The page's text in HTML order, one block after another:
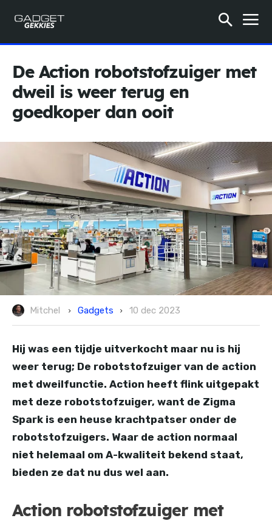
De Action robotstofzuiger met
dweil is weer terug en
goedkoper dan ooit
Mitchel Gadgets 10 dec 2023
Hij was een tijdje uitverkocht maar nu is hij
weer terug; De robotstofzuiger van de action
met dweilfunctie. Action heeft flink uitgepakt
met deze robotstofzuiger, want de Zigma
Spark is een heuse krachtpatser onder de
robotstofzuigers. Waar de action normaal
niet helemaal om A-kwaliteit bekend staat,
bieden ze dat nu dus wel aan.
Action robotstofzuiger met